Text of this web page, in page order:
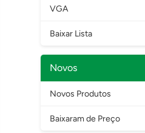
VGA
Baixar Lista
Novos
Novos Produtos
Baixaram de Preço